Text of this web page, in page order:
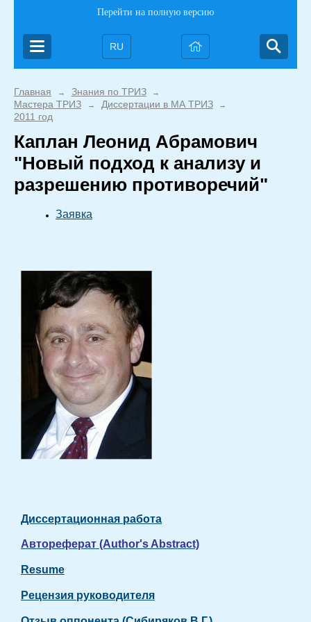
Перейти на полную версию
RU
Главная → Знания по ТРИЗ →
Мастера ТРИЗ → Диссертации в МА ТРИЗ →
2011 год
Каплан Леонид Абрамович
"Новый подход к анализу и
разрешению противоречий"
Заявка
Диссертационная работа
Автореферат (Author's Abstract)
Resume
Рецензия руководителя